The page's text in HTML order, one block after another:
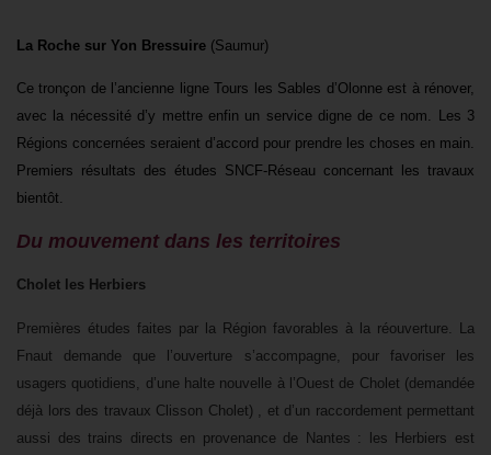
La Roche sur Yon Bressuire (Saumur)
Ce tronçon de l’ancienne ligne Tours les Sables d’Olonne est à rénover,
avec la nécessité d’y mettre enfin un service digne de ce nom. Les 3
Régions concernées seraient d’accord pour prendre les choses en main.
Premiers résultats des études SNCF-Réseau concernant les travaux
bientôt.
Du mouvement dans les territoires
Cholet les Herbiers
Premières études faites par la Région favorables à la réouverture. La
Fnaut demande que l’ouverture s’accompagne, pour favoriser les
usagers quotidiens, d’une halte nouvelle à l’Ouest de Cholet (demandée
déjà lors des travaux Clisson Cholet) , et d’un raccordement permettant
aussi des trains directs en provenance de Nantes : les Herbiers est